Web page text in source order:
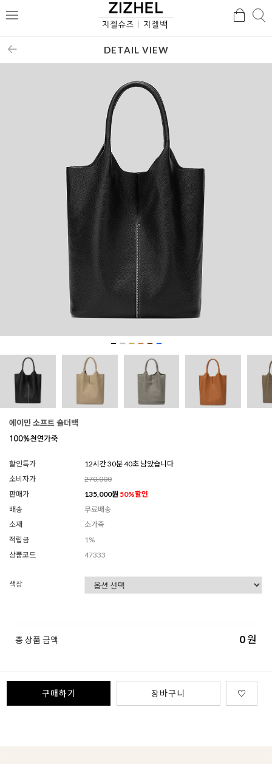
메
검
DETAIL VIEW
에이민 소프트 숄더백
할인특가
12시간 30분 38초 남았습니다
소비자가
270,000
판매가
135,000원 50%할인
배송
무료배송
소재
소가죽
적립금
1%
상품코드
47333
색상
총 상품 금액 0원
구매하기 장바구니 ♡